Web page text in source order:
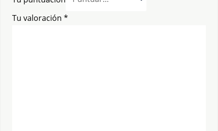
Tu valoración *